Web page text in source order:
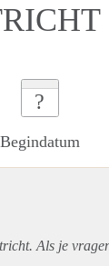
?
Begindatum
Als je